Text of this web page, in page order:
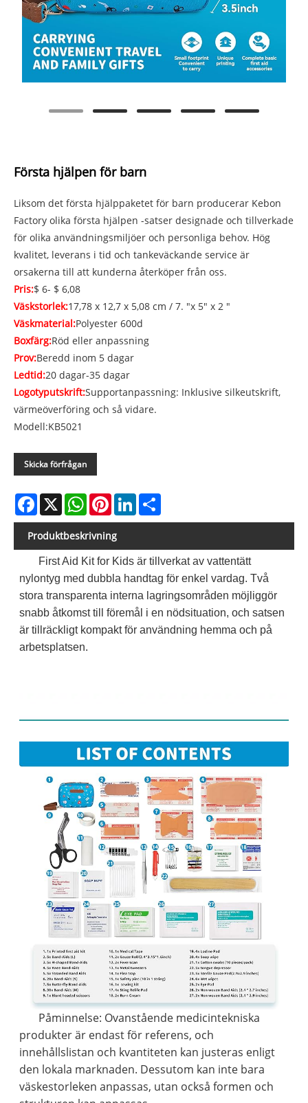
Första hjälpen för barn
Liksom det första hjälppaketet för barn producerar Kebon
Factory olika första hjälpen -satser designade och tillverkade
för olika användningsmiljöer och personliga behov. Hög
kvalitet, leverans i tid och tankeväckande service är
orsakerna till att kunderna återköper från oss.
Pris:$ 6- $ 6,08
Väskstorlek:17,78 x 12,7 x 5,08 cm / 7. "x 5" x 2 "
Väskmaterial:Polyester 600d
Boxfärg:Röd eller anpassning
Prov:Beredd inom 5 dagar
Ledtid:20 dagar-35 dagar
Logotyputskrift:Supportanpassning: Inklusive silkeutskrift,
värmeöverföring och så vidare.
Modell:KB5021
Skicka förfrågan
Facebook
X WhatsAppPinterestLinkedIn
Produktbeskrivning
First Aid Kit for Kids är tillverkat av vattentätt
nylontyg med dubbla handtag för enkel vardag. Två
stora transparenta interna lagringsområden möjliggör
snabb åtkomst till föremål i en nödsituation, och satsen
är tillräckligt kompakt för användning hemma och på
arbetsplatsen.
Påminnelse: Ovanstående medicintekniska
produkter är endast för referens, och
innehållslistan och kvantiteten kan justeras enligt
den lokala marknaden. Dessutom kan inte bara
väskestorleken anpassas, utan också formen och